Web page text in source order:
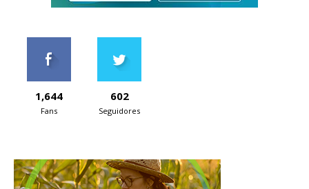
1,644
Fans
602
Seguidores